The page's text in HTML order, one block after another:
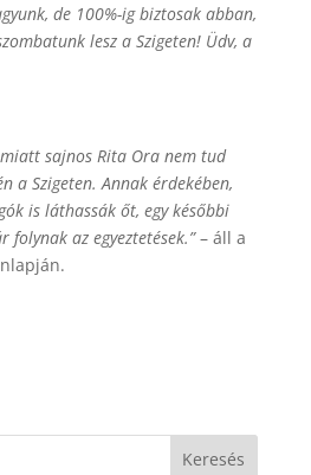
de 100%-ig biztosak abban,
lesz a Szigeten! Üdv, a
sajnos Rita Ora nem tud
a Szigeten. Annak érdekében,
is láthassák őt, egy későbbi
az egyeztetések.”– áll a